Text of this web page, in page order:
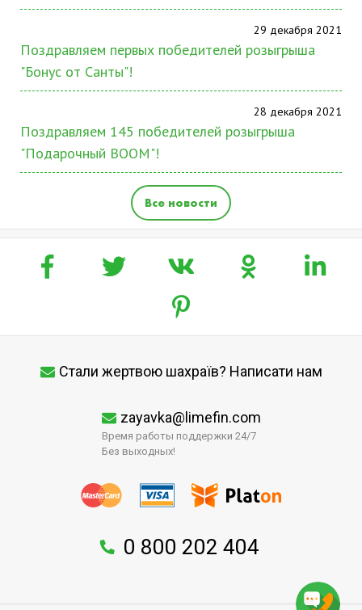
29 декабря 2021
Поздравляем первых победителей розыгрыша
"Бонус от Санты"!
28 декабря 2021
Поздравляем 145 победителей розыгрыша
"Подарочный BOOM"!
Все новости
Стали жертвою шахраїв? Написати нам
zayavka@limefin.com
Время работы поддержки 24/7
Без выходных!
0 800 202 404
↑